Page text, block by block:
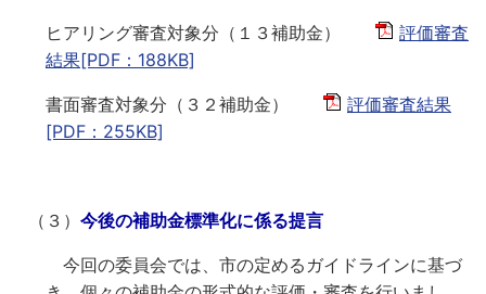
ヒアリング審査対象分（１３補助金）
評価審査
結果[PDF：188KB]
書面審査対象分（３２補助金）
評価審査結果
[PDF：255KB]
（３） 今後の補助金標準化に係る提言
今回の委員会では、市の定めるガイドラインに基づ